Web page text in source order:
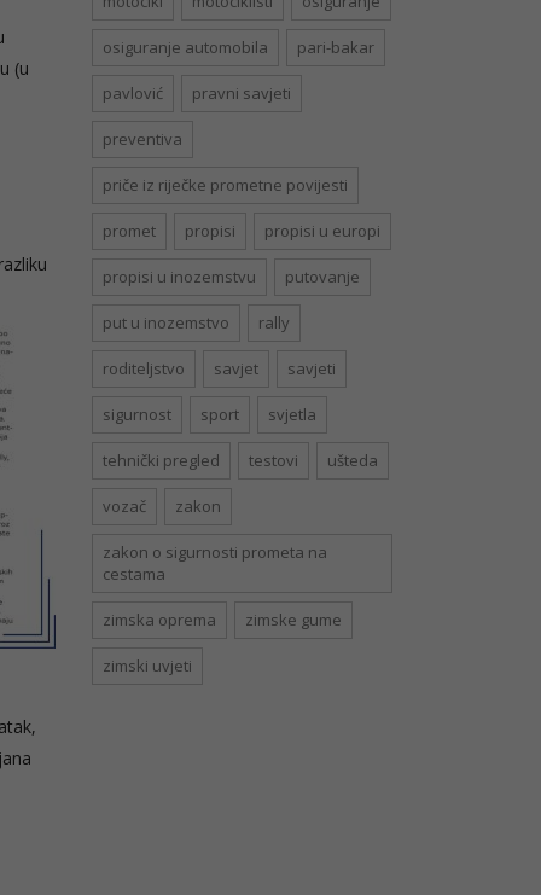
(u
osiguranje automobila pari-bakar
pavlović pravni savjeti
preventiva
priče iz riječke prometne povijesti
promet propisi propisi u europi
propisi u inozemstvu putovanje
put u inozemstvo rally
roditeljstvo savjet savjeti
sigurnost sport svjetla
tehnički pregled testovi ušteda
vozač zakon
zakon o sigurnosti prometa na
cestama
zimska oprema zimske gume
zimski uvjeti